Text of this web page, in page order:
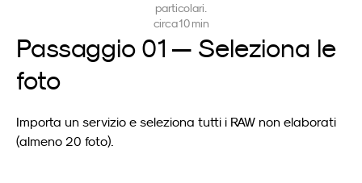
particolari.
circa 10 min
Passaggio 01 — Seleziona le
foto
Importa un servizio e seleziona tutti i RAW non elaborati
(almeno 20 foto).